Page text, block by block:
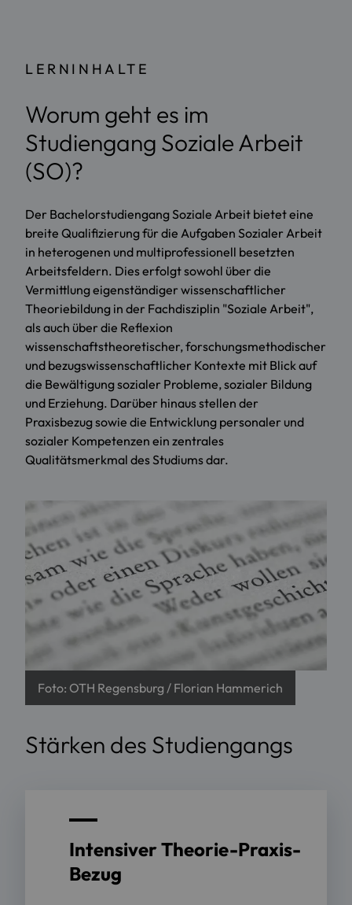
LERNINHALTE
Worum geht es im
Studiengang Soziale Arbeit
(SO)?
Der Bachelorstudiengang Soziale Arbeit bietet eine
breite Qualifizierung für die Aufgaben Sozialer Arbeit
in heterogenen und multiprofessionell besetzten
Arbeitsfeldern. Dies erfolgt sowohl über die
Vermittlung eigenständiger wissenschaftlicher
Theoriebildung in der Fachdisziplin "Soziale Arbeit",
als auch über die Reflexion
wissenschaftstheoretischer, forschungsmethodischer
und bezugswissenschaftlicher Kontexte mit Blick auf
die Bewältigung sozialer Probleme, sozialer Bildung
und Erziehung. Darüber hinaus stellen der
Praxisbezug sowie die Entwicklung personaler und
sozialer Kompetenzen ein zentrales
Qualitätsmerkmal des Studiums dar.
Foto: OTH Regensburg / Florian Hammerich
Stärken des Studiengangs
Intensiver Theorie-Praxis-
Bezug